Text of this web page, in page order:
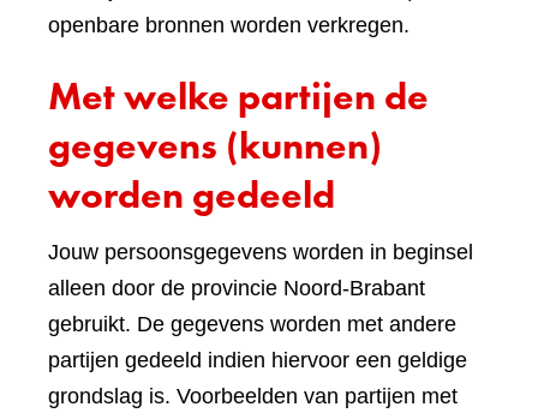
openbare bronnen worden verkregen.
Met welke partijen de
gegevens (kunnen)
worden gedeeld
Jouw persoonsgegevens worden in beginsel
alleen door de provincie Noord-Brabant
gebruikt. De gegevens worden met andere
partijen gedeeld indien hiervoor een geldige
grondslag is. Voorbeelden van partijen met